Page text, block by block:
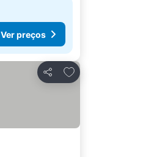
Ver preços
Partilhar
Adicionar aos favoritos